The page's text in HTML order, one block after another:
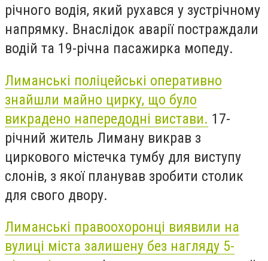
річного водія, який рухався у зустрічному
напрямку. Внаслідок аварії постраждали
водій та 19-річна пасажирка мопеду.
Лиманські поліцейські оперативно
знайшли майно цирку, що було
викрадено напередодні вистави. 17-
річний житель Лиману викрав з
циркового містечка тумбу для виступу
слонів, з якої планував зробити столик
для свого двору.
Лиманські правоохоронці виявили на
вулиці міста залишену без нагляду 5-